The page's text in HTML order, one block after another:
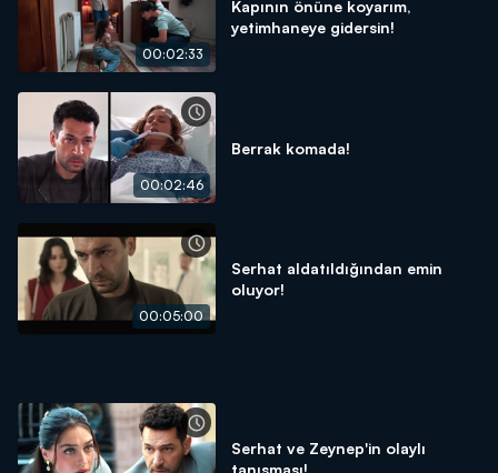
00:02:33
Kapının önüne koyarım,
yetimhaneye gidersin!
00:02:46
Berrak komada!
00:05:00
Serhat aldatıldığından emin
oluyor!
Serhat ve Zeynep'in olaylı
tanışması!